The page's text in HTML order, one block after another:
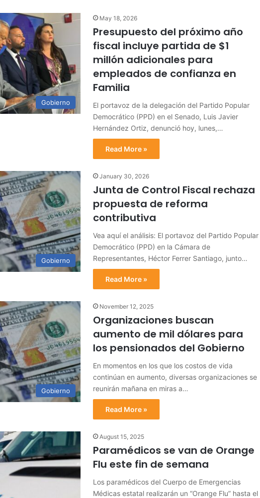
Gobierno
May 18, 2026
Presupuesto del próximo año
fiscal incluye partida de $1
millón adicionales para
empleados de confianza en
Familia
El portavoz de la delegación del Partido Popular
Democrático (PPD) en el Senado, Luis Javier
Hernández Ortiz, denunció hoy, lunes,…
Read More »
Gobierno
January 30, 2026
Junta de Control Fiscal rechaza
propuesta de reforma
contributiva
Vea aquí el análisis: El portavoz del Partido Popular
Democrático (PPD) en la Cámara de
Representantes, Héctor Ferrer Santiago, junto…
Read More »
Gobierno
November 12, 2025
Organizaciones buscan
aumento de mil dólares para
los pensionados del Gobierno
En momentos en los que los costos de vida
continúan en aumento, diversas organizaciones se
reunirán mañana en miras a…
Read More »
August 15, 2025
Paramédicos se van de Orange
Flu este fin de semana
Los paramédicos del Cuerpo de Emergencias
Médicas estatal realizarán un “Orange Flu” hasta el